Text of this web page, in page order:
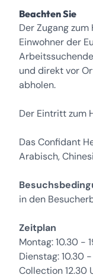
Beachten Sie
Der Zugang
Einwohner der
und direkt vor
abholen.
Der Eintritt zum
Das Confidant
Arabisch,
in den
Zeitplan
Montag: 10.30 -
Dienstag: 10.30
Collection 12.30